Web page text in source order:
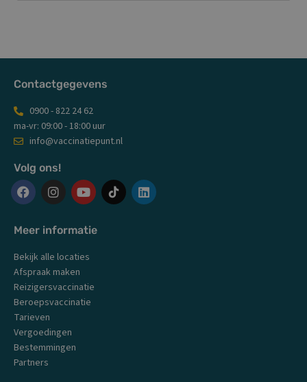
Contactgegevens
0900 - 822 24 62
ma-vr: 09:00 - 18:00 uur
info@vaccinatiepunt.nl
Volg ons!
F
c
e
b
o
o
k
I
s
t
a
g
r
a
m
Y
u
t
b
L
Meer informatie
Bekijk alle locaties
Afspraak maken
Reizigersvaccinatie
Beroepsvaccinatie
Tarieven
Vergoedingen
Bestemmingen
Partners